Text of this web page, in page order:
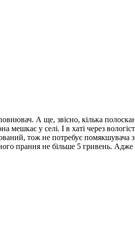
А ще, звісно, кілька
у селі. І в хаті через
тож не потребує
прання не більше 5 гривень.